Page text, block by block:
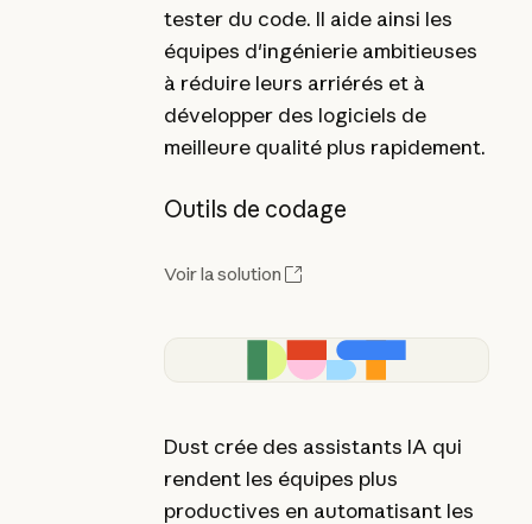
tester du code. Il aide ainsi les
équipes d'ingénierie ambitieuses
à réduire leurs arriérés et à
développer des logiciels de
meilleure qualité plus rapidement.
Outils de codage
Voir la solution
Dust crée des assistants IA qui
rendent les équipes plus
productives en automatisant les